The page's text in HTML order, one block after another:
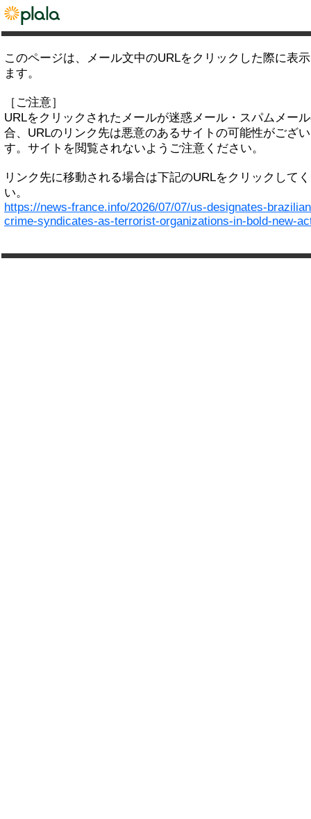
このページは、メール文中のURLをクリックした際に表
ます。
［ご注意］
URLをクリックされたメールが迷惑メール・スパムメー
合、URLのリンク先は悪意のあるサイトの可能性がござ
す。サイトを閲覧されないようご注意ください。
リンク先に移動される場合は下記のURLをクリックして
い。
https://news-france.info/2026/07/07/us-designates-
crime-syndicates-as-terrorist-organizations-in-bold-new-